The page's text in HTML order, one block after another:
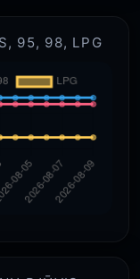
95, 98, LPG